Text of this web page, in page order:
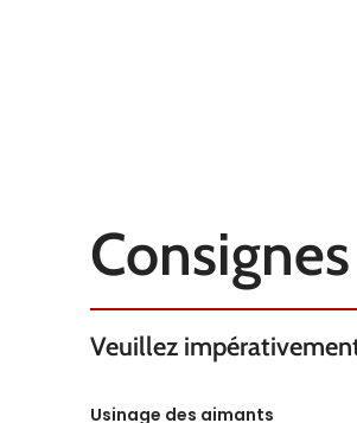
Veuillez
Usinage des aimants